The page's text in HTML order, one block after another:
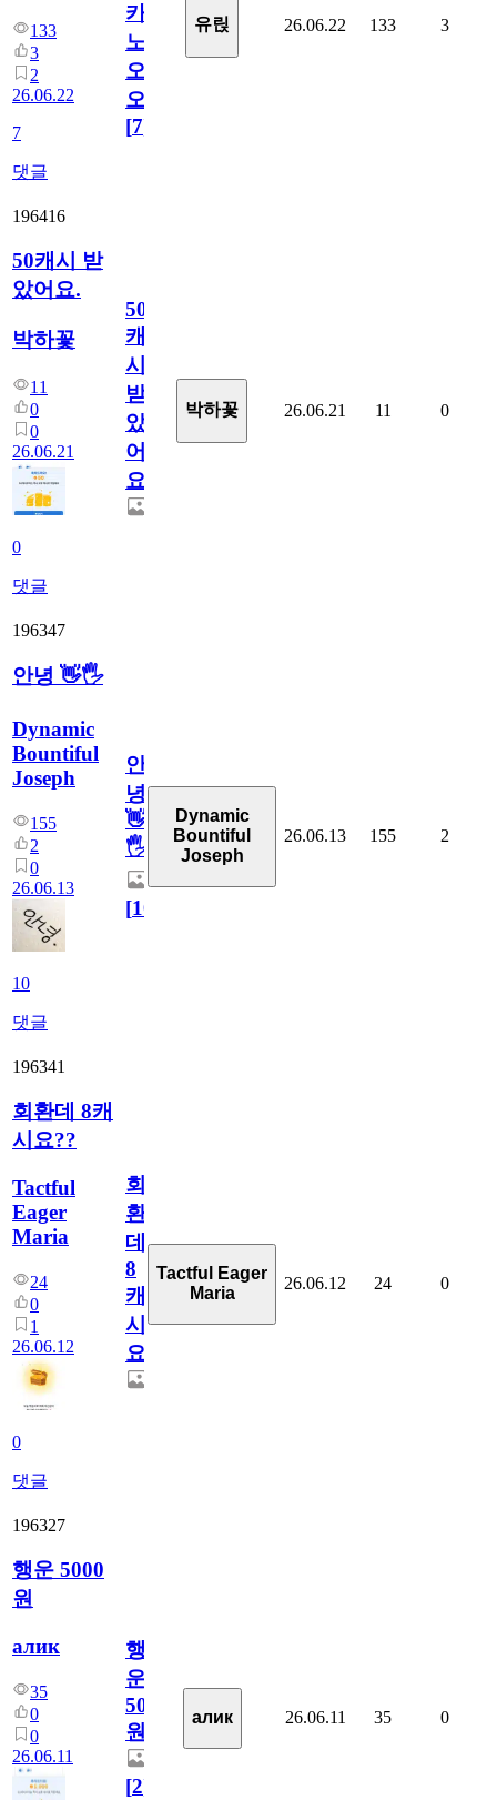
133
3
2
26.06.22
7
댓글
카
노
오
오!
[7]
유릱 26.06.22 133 3
196416
50캐시 받
았어요.
박하꽃
11
0
0
26.06.21
0
댓글
50
캐
시
받
았
어
요.
박하꽃 26.06.21 11 0
196347
안녕 👋🖐
Dynamic
Bountiful
Joseph
155
2
0
26.06.13
10
댓글
안
녕
👋
🖐
[10
Dynamic
Bountiful
Joseph
26.06.13 155 2
196341
회환데 8캐
시요??
Tactful
Eager
Maria
24
0
1
26.06.12
0
댓글
회
환
데
8
캐
시
요??
Tactful Eager
Maria
26.06.12 24 0
196327
행운 5000
원
алик
35
0
0
26.06.11
행
운
5000
원
[2]
алик 26.06.11 35 0